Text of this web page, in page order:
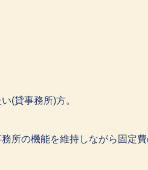
(貸事務所)方。
所の機能を維持しながら固定